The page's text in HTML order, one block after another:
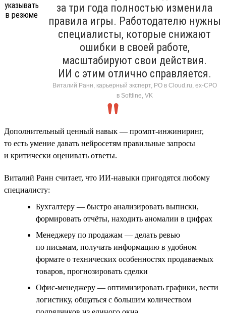
за три года полностью изменила
правила игры. Работодателю нужны
специалисты, которые снижают
ошибки в своей работе,
масштабируют свои действия.
ИИ с этим отлично справляется.
Виталий Ранн, карьерный эксперт, PO в Cloud.ru, ex-CPO
в Softline, VK
Дополнительный ценный навык — промпт-инжиниринг,
то есть умение давать нейросетям правильные запросы
и критически оценивать ответы.
Виталий Ранн считает, что ИИ-навыки пригодятся любому
специалисту:
Бухгалтеру — быстро анализировать выписки,
формировать отчёты, находить аномалии в цифрах
Менеджеру по продажам — делать ревью
по письмам, получать информацию в удобном
формате о технических особенностях продаваемых
товаров, прогнозировать сделки
Офис-менеджеру — оптимизировать графики, вести
логистику, общаться с большим количеством